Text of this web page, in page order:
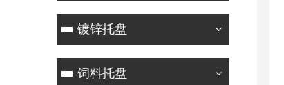
镀锌托盘
饲料托盘